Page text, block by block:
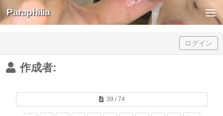
Skip to content
Paraphilia
ログイン
作成者:
39 / 74